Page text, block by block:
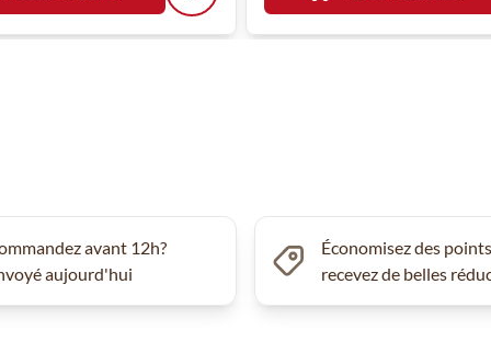
avant 12h?
aujourd'hui
Économisez des
recevez de belles